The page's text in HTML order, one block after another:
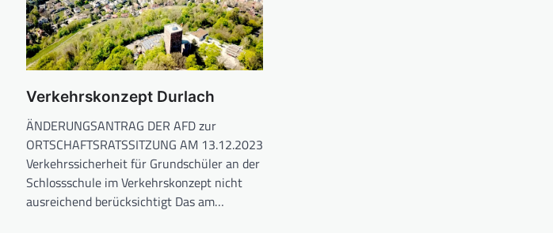
Verkehrskonzept Durlach
ÄNDERUNGSANTRAG DER AFD zur
ORTSCHAFTSRATSSITZUNG AM 13.12.2023
Verkehrssicherheit für Grundschüler an der
Schlossschule im Verkehrskonzept nicht
ausreichend berücksichtigt Das am…